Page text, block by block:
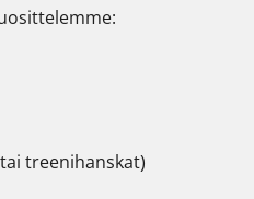
treenihanskat)